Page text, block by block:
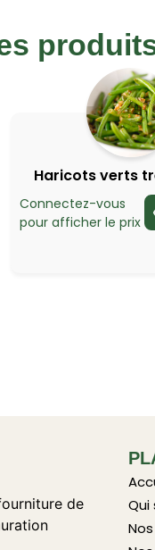
Haricots verts
Connectez-vous
pour afficher le prix
de
Qui